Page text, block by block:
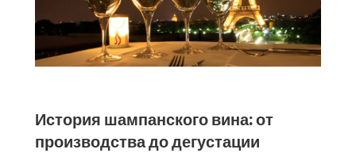
История шампанского вина: от
производства до дегустации